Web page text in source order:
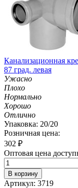
Канализационная
87 град. левая
Ужасно
Плохо
Нормально
Хорошо
Отлично
Упаковка: 20/20
Розничная цена:
302 ₽
Оптовая цена
В корзину
Артикул: 3719